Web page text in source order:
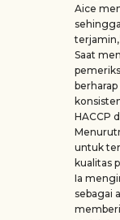
Aice
Saat
HACCP
untuk
kualitas
Ia
sebagai